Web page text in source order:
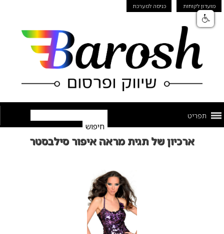
מועדון לקוחות כניסה למערכת
תפריט
ארכיון של תגית מראה איפור סילבסטר